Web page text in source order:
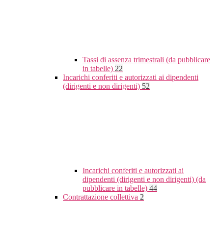
Tassi di assenza trimestrali (da pubblicare
in tabelle) 22
Incarichi conferiti e autorizzati ai dipendenti
(dirigenti e non dirigenti) 52
Incarichi conferiti e autorizzati ai
dipendenti (dirigenti e non dirigenti) (da
pubblicare in tabelle) 44
Contrattazione collettiva 2